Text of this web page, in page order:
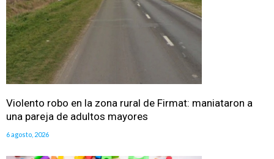
Violento robo en la zona rural de Firmat: maniataron a
una pareja de adultos mayores
6 agosto, 2026